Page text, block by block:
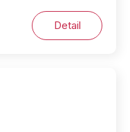
Detail